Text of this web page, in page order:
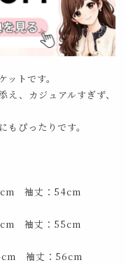
トです。
、カジュアルすぎず、
ぴったりです。
袖丈：54cm
袖丈：55cm
袖丈：56cm